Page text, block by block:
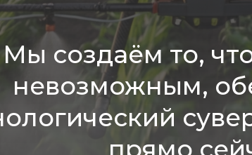
Мы создаём то,
невозможным,